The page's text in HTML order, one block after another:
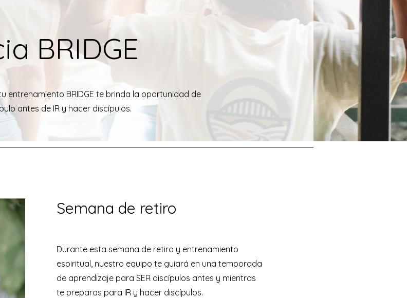
BRIDGE
entrenamiento BRIDGE te brinda la oportunidad de
antes de IR y hacer discípulos.
Semana de retiro
Durante esta semana de retiro y entrenamiento
espiritual, nuestro equipo te guiará en una temporada
de aprendizaje para SER discípulos antes y mientras
te preparas para IR y hacer discípulos.